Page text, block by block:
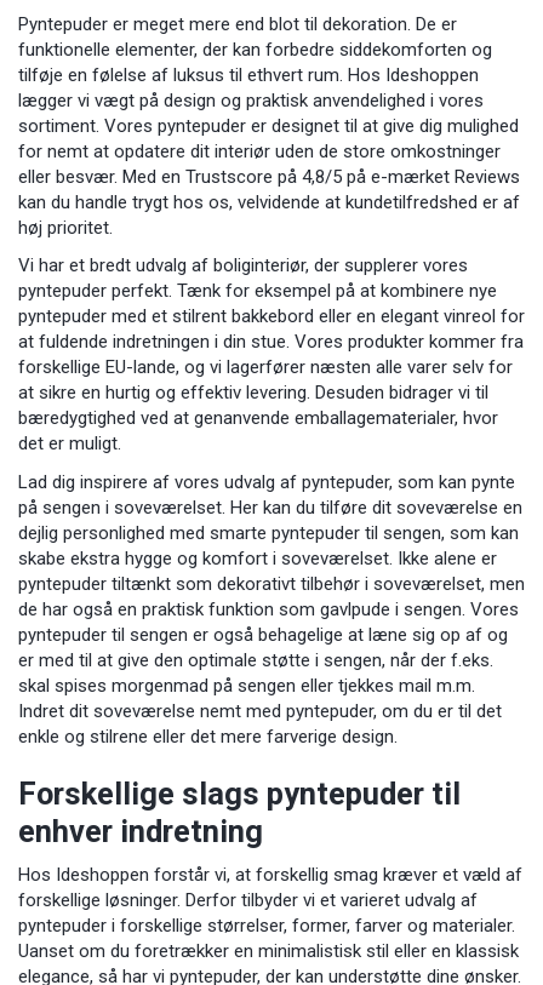
Pyntepuder er meget mere end blot til dekoration. De er
funktionelle elementer, der kan forbedre siddekomforten og
tilføje en følelse af luksus til ethvert rum. Hos Ideshoppen
lægger vi vægt på design og praktisk anvendelighed i vores
sortiment. Vores pyntepuder er designet til at give dig mulighed
for nemt at opdatere dit interiør uden de store omkostninger
eller besvær. Med en Trustscore på 4,8/5 på e-mærket Reviews
kan du handle trygt hos os, velvidende at kundetilfredshed er af
høj prioritet.
Vi har et bredt udvalg af boliginteriør, der supplerer vores
pyntepuder perfekt. Tænk for eksempel på at kombinere nye
pyntepuder med et stilrent bakkebord eller en elegant vinreol for
at fuldende indretningen i din stue. Vores produkter kommer fra
forskellige EU-lande, og vi lagerfører næsten alle varer selv for
at sikre en hurtig og effektiv levering. Desuden bidrager vi til
bæredygtighed ved at genanvende emballagematerialer, hvor
det er muligt.
Lad dig inspirere af vores udvalg af pyntepuder, som kan pynte
på sengen i soveværelset. Her kan du tilføre dit soveværelse en
dejlig personlighed med smarte pyntepuder til sengen, som kan
skabe ekstra hygge og komfort i soveværelset. Ikke alene er
pyntepuder tiltænkt som dekorativt tilbehør i soveværelset, men
de har også en praktisk funktion som gavlpude i sengen. Vores
pyntepuder til sengen er også behagelige at læne sig op af og
er med til at give den optimale støtte i sengen, når der f.eks.
skal spises morgenmad på sengen eller tjekkes mail m.m.
Indret dit soveværelse nemt med pyntepuder, om du er til det
enkle og stilrene eller det mere farverige design.
Forskellige slags pyntepuder til
enhver indretning
Hos Ideshoppen forstår vi, at forskellig smag kræver et væld af
forskellige løsninger. Derfor tilbyder vi et varieret udvalg af
pyntepuder i forskellige størrelser, former, farver og materialer.
Uanset om du foretrækker en minimalistisk stil eller en klassisk
elegance, så har vi pyntepuder, der kan understøtte dine ønsker.